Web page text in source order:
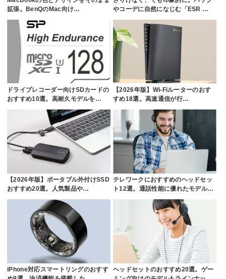
拡張。BenQのMac向け…
やコーデに自然になじむ「ESR …
ドライブレコーダー向けSDカードの
おすすめ10選。高耐久モデルを…
【2026年版】Wi-Fiルーターのおす
すめ18選。高速通信が行…
【2026年版】ポータブル外付けSSD
おすすめ20選。人気製品や…
テレワークにおすすめのヘッドセッ
ト12選。通話性能に優れたモデル…
iPhone対応スマートリングのおすす
ヘッドセットのおすすめ20選。ゲー